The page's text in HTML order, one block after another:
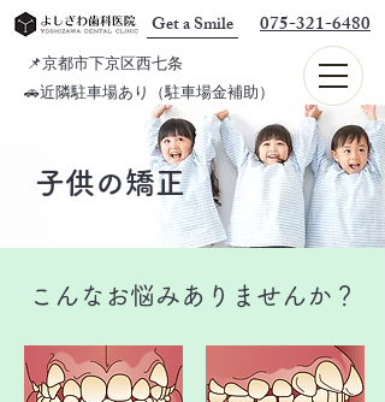
075-321-6480
Get a Smile
📌京都市下京区西七条
🚗近隣駐車場あり（駐車場金補助）
子供の矯正
こんなお悩みありませんか？